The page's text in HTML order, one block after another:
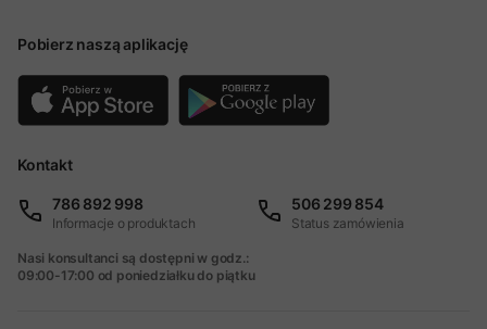
Pobierz naszą aplikację
Kontakt
786 892 998
Informacje o produktach
506 299 854
Status zamówienia
Nasi konsultanci są dostępni w godz.:
09:00-17:00 od poniedziałku do piątku